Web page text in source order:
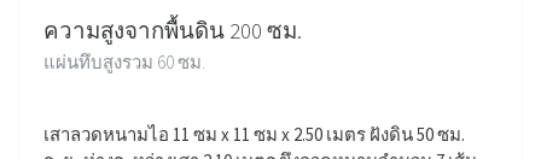
ความสูงจากพื้นดิน 200 ซม.
แผ่นทึบสูงรวม 60 ซม.
เสาลวดหนามไอ 11 ซม x 11 ซม x 2.50 เมตร ฝังดิน 50 ซม.